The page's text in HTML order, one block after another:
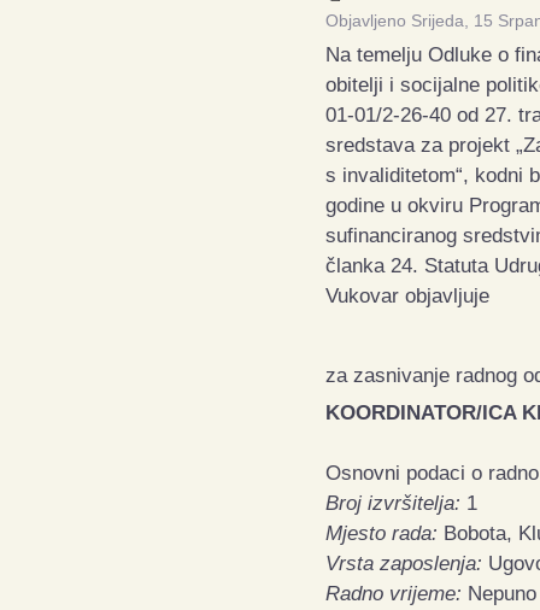
Objavljeno Srijeda, 15
Na temelju Odluke o
obitelji i socijalne
01-01/2-26-40 od 27.
sredstava za projekt
s invaliditetom“, kodni
godine u okviru
sufinanciranog
članka 24. Statuta
Vukovar objavljuje
za zasnivanje radnog
KOORDINATOR/ICA
Osnovni podaci o
Broj izvršitelja: 1
Mjesto rada: Bobota,
Vrsta zaposlenja:
Radno vrijeme: